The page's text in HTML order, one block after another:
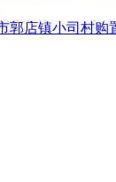
郭店镇小司村购